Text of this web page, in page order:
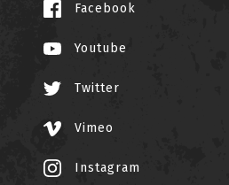
Facebook
Youtube
Twitter
Vimeo
Instagram